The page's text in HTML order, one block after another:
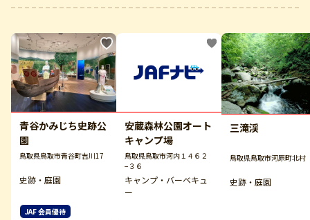
青谷かみじち史跡公
園
鳥取県鳥取市青谷町吉川17
史跡・庭園
JAF 会員優待
安蔵森林公園オート
キャンプ場
鳥取県鳥取市河内１４６２
−３６
キャンプ・バーベキュ
ー
三滝渓
鳥取県鳥取市河原町北村
史跡・庭園